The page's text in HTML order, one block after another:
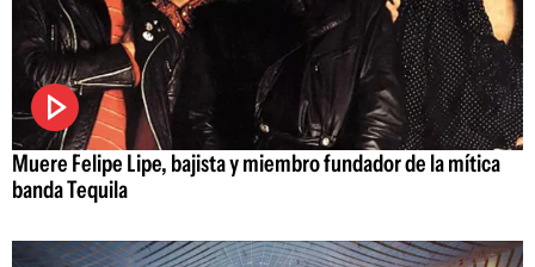
Muere Felipe Lipe, bajista y miembro fundador de la mítica
banda Tequila